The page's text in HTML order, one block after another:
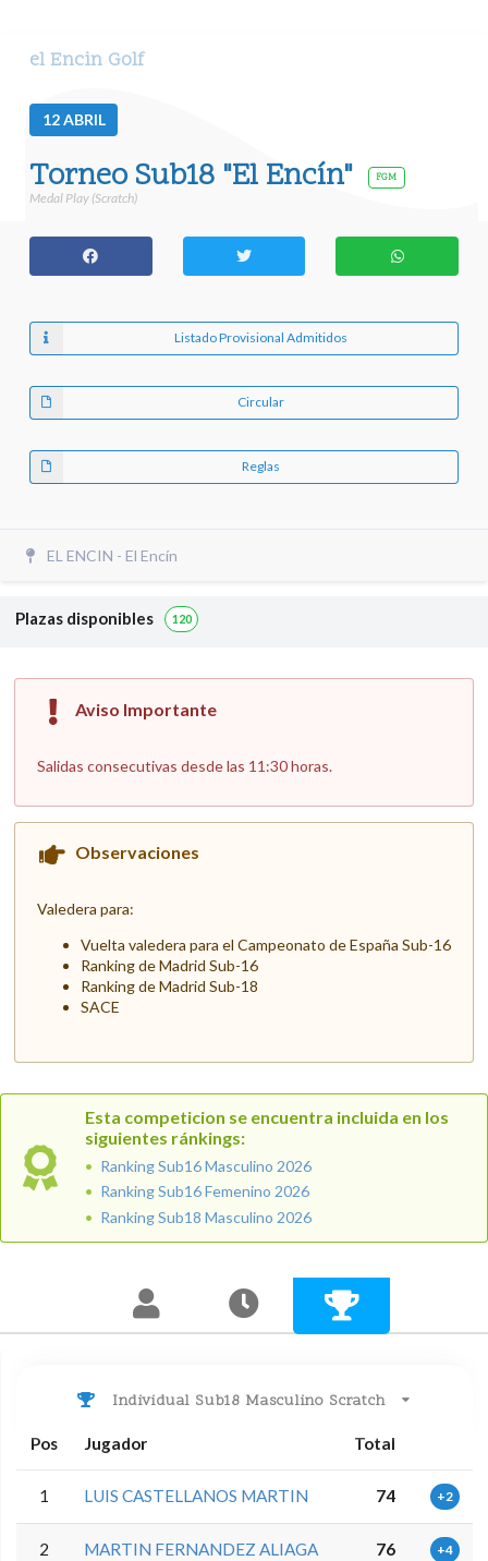
el Encin Golf
12ABRIL
Torneo Sub18 "El Encín" FGM
Medal Play (Scratch)
Listado Provisional Admitidos
Circular
Reglas
EL ENCIN - El Encín
Plazas disponibles 120
Aviso Importante
Salidas consecutivas desde las 11:30 horas.
Observaciones
Valedera para:
Vuelta valedera para el Campeonato de España Sub-16
Ranking de Madrid Sub-16
Ranking de Madrid Sub-18
SACE
Esta competicion se encuentra incluida en los
siguientes ránkings:
Ranking Sub16 Masculino 2026
Ranking Sub16 Femenino 2026
Ranking Sub18 Masculino 2026
Individual Sub18 Masculino Scratch
Pos Jugador Total
1 LUIS CASTELLANOS MARTIN 74 +2
2 MARTIN FERNANDEZ ALIAGA 76 +4